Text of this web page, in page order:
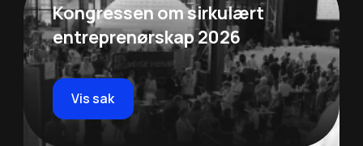
Kongressen om sirkulært
entreprenørskap 2026
Vis sak